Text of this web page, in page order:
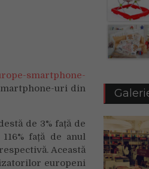
smartphone-
uri din
de 3% față de
față de anul
Această
europeni